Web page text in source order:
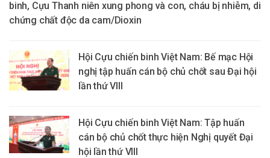
binh, Cựu Thanh niên xung phong và con, cháu bị nhiễm, di
chứng chất độc da cam/Dioxin
Hội Cựu chiến binh Việt Nam: Bế mạc Hội
nghị tập huấn cán bộ chủ chốt sau Đại hội
lần thứ VIII
Hội Cựu chiến binh Việt Nam: Tập huấn
cán bộ chủ chốt thực hiện Nghị quyết Đại
hội lần thứ VIII